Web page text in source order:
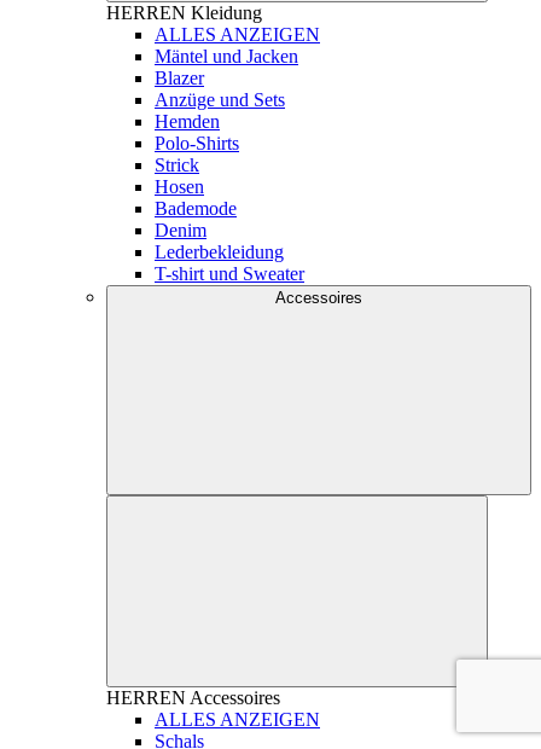
HERREN Kleidung
ALLES ANZEIGEN
Mäntel und Jacken
Blazer
Anzüge und Sets
Hemden
Polo-Shirts
Strick
Hosen
Bademode
Denim
Lederbekleidung
T-shirt und Sweater
Accessoires
HERREN Accessoires
ALLES ANZEIGEN
Schals